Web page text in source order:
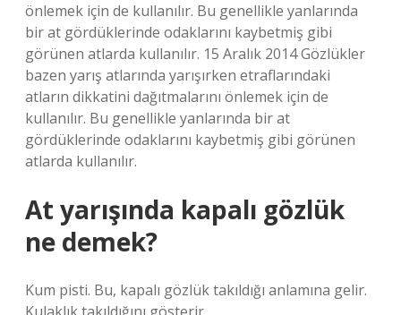
önlemek için de kullanılır. Bu genellikle yanlarında
bir at gördüklerinde odaklarını kaybetmiş gibi
görünen atlarda kullanılır. 15 Aralık 2014 Gözlükler
bazen yarış atlarında yarışırken etraflarındaki
atların dikkatini dağıtmalarını önlemek için de
kullanılır. Bu genellikle yanlarında bir at
gördüklerinde odaklarını kaybetmiş gibi görünen
atlarda kullanılır.
At yarışında kapalı gözlük
ne demek?
Kum pisti. Bu, kapalı gözlük takıldığı anlamına gelir.